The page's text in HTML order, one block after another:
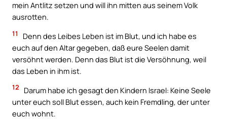
mein Antlitz setzen und will ihn mitten aus seinem Volk
ausrotten.
11
Denn des Leibes Leben ist im Blut, und ich habe es
euch auf den Altar gegeben, daß eure Seelen damit
versöhnt werden. Denn das Blut ist die Versöhnung, weil
das Leben in ihm ist.
12
Darum habe ich gesagt den Kindern Israel: Keine Seele
unter euch soll Blut essen, auch kein Fremdling, der unter
euch wohnt.